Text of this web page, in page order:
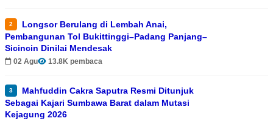
2
Longsor Berulang di Lembah Anai,
Pembangunan Tol Bukittinggi–Padang Panjang–
Sicincin Dinilai Mendesak
02 Agu 13.8K pembaca
3
Mahfuddin Cakra Saputra Resmi Ditunjuk
Sebagai Kajari Sumbawa Barat dalam Mutasi
Kejagung 2026